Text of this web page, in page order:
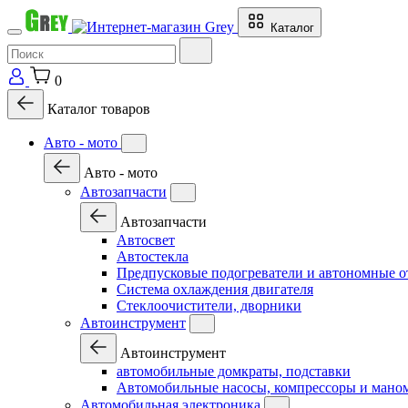
Каталог
0
Каталог товаров
Авто - мото
Авто - мото
Автозапчасти
Автозапчасти
Автосвет
Автостекла
Предпусковые подогреватели и автономные
Система охлаждения двигателя
Стеклоочистители, дворники
Автоинструмент
Автоинструмент
автомобильные домкраты, подставки
Автомобильные насосы, компрессоры и
Автомобильная электроника